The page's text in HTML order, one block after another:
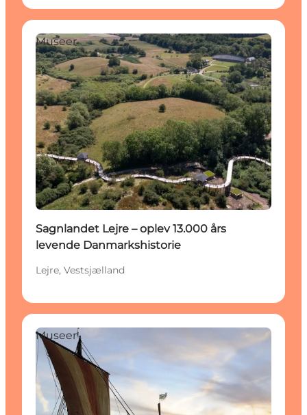
Museer
Sagnlandet Lejre – oplev 13.000 års
levende Danmarkshistorie
Lejre, Vestsjælland
Museer